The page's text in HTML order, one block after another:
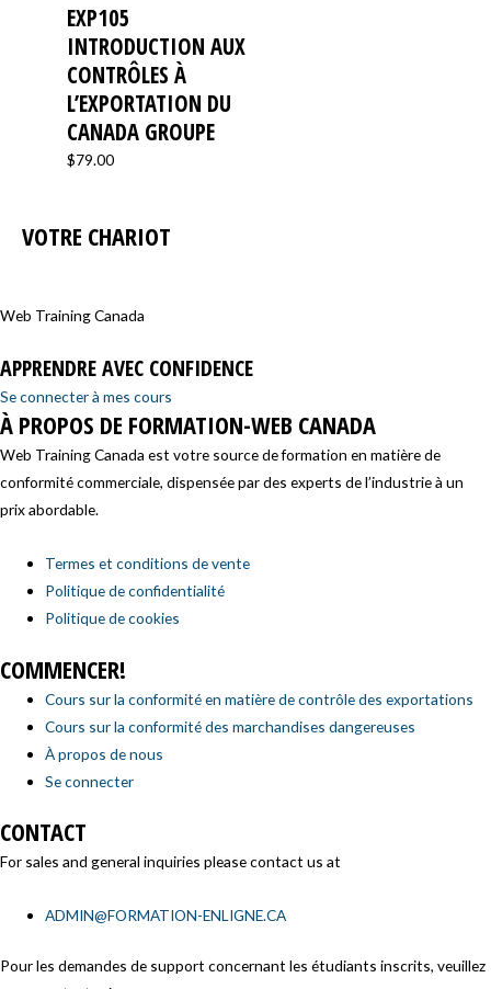
EXP105
INTRODUCTION AUX
CONTRÔLES À
L’EXPORTATION DU
CANADA GROUPE
$79.00
VOTRE CHARIOT
Web Training Canada
APPRENDRE AVEC CONFIDENCE
Se connecter à mes cours
À PROPOS DE FORMATION-WEB CANADA
Web Training Canada est votre source de formation en matière de
conformité commerciale, dispensée par des experts de l’industrie à un
prix abordable.
Termes et conditions de vente
Politique de confidentialité
Politique de cookies
COMMENCER!
Cours sur la conformité en matière de contrôle des exportations
Cours sur la conformité des marchandises dangereuses
À propos de nous
Se connecter
CONTACT
For sales and general inquiries please contact us at
ADMIN@FORMATION-ENLIGNE.CA
Pour les demandes de support concernant les étudiants inscrits, veuillez